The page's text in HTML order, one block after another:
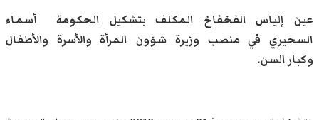
عين إلياس الفخفاخ المكلف بتشكيل الحكومة أسماء
السحيري في منصب وزيرة شؤون المرأة والأسرة والأطفال
وكبار السن.